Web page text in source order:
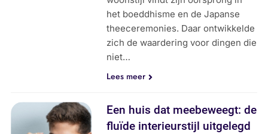
het boeddhisme en de Japanse
theeceremonies. Daar ontwikkelde
zich de waardering voor dingen die
niet…
Lees meer
Een huis dat meebeweegt: de
fluïde interieurstijl uitgelegd